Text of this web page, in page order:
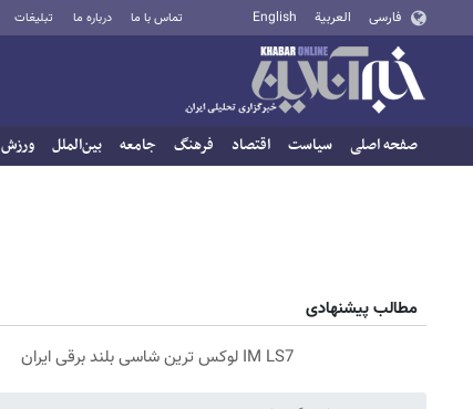
فارسی العربية English تماس با ما درباره ما تبلیغات
صفحه اصلی سیاست اقتصاد فرهنگ جامعه بین‌الملل ورزش
مطالب پیشنهادی
IM LS7 لوکس ترین شاسی بلند برقی ایران